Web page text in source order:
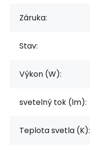
Záruka:
Stav:
Výkon (W):
svetelný tok (lm):
Teplota svetla (K):